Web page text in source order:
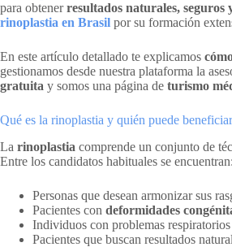
para obtenerresultados naturales, seguros
rinoplastia en Brasil por su formación
En este artículo detallado te explicamos
gestionamos desde nuestra plataforma la
gratuita y somos una página de turismo
Qué es la rinoplastia y quién puede
La rinoplastia comprende un conjunto de
Entre los candidatos habituales se encuentran:
Personas que desean armonizar sus
Pacientes con deformidades
Individuos con problemas
Pacientes que buscan resultados